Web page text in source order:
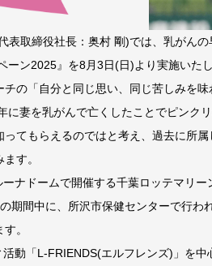
取締役社長：奥村 剛)では、乳がん
ン2025』を8月3日(日)より実施いたし
の「自分と同じ思い、同じ苦しみを
に妻を乳がんで亡くしたことでピンク
てもらえるのではと考え、過去に所
す。
ナドームで開催する千葉ロッテマリ
期間中に、所沢市保健センターで行
。
動「L-FRIENDS(エルフレンズ)」を